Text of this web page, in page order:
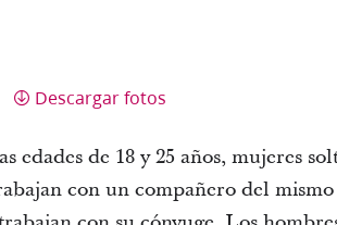
Descargar fotos
de 18 y 25 años, mujeres
con un compañero del